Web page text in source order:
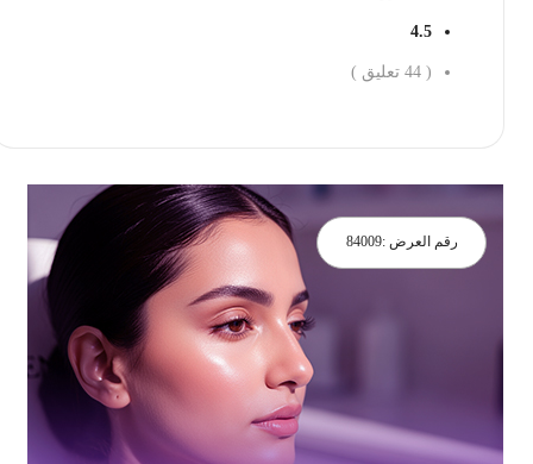
4.5
44 تعليق )
رقم العرض :84009